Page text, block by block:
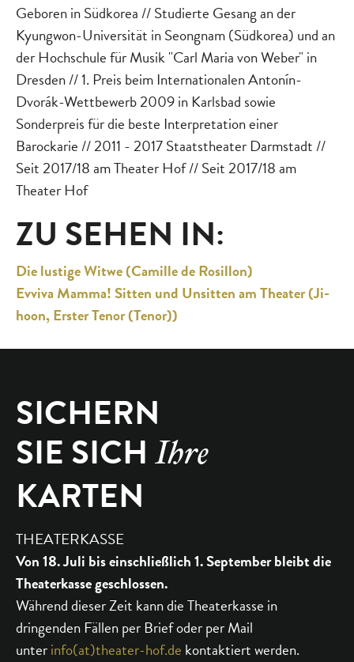
Geboren in Südkorea // Studierte Gesang an der
Kyungwon-Universität in Seongnam (Südkorea) und an
der Hochschule für Musik "Carl Maria von Weber" in
Dresden // 1. Preis beim Internationalen Antonín-
Dvorák-Wettbewerb 2009 in Karlsbad sowie
Sonderpreis für die beste Interpretation einer
Barockarie // 2011 - 2017 Staatstheater Darmstadt //
Seit 2017/18 am Theater Hof // Seit 2017/18 am
Theater Hof
ZU SEHEN IN:
Die lustige Witwe (Camille de Rosillon)
Evviva Mamma! Sitten und Unsitten am Theater (Ji-
hoon, Erster Tenor (Tenor))
SICHERN
SIE SICH Ihre
KARTEN
THEATERKASSE
Von 18. Juli bis einschließlich 1. September bleibt die
Theaterkasse geschlossen.
Während dieser Zeit kann die Theaterkasse in
dringenden Fällen per Brief oder per Mail
unterinfo(at)theater-hof.de kontaktiert werden.